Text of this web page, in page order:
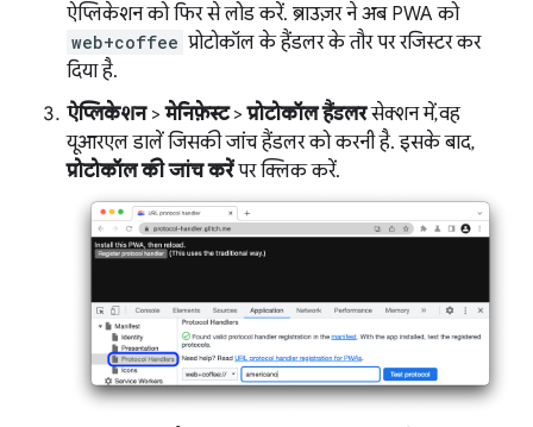
ऐप्लिकेशन को फिर से लोड करें. ब्राउज़र ने अब PWA को
web+coffee प्रोटोकॉल के हैंडलर के तौर पर रजिस्टर कर
दिया है.
ऐप्लिकेशन>मेनिफ़ेस्ट>प्रोटोकॉल हैंडलरसेक्शन में, वह
यूआरएल डालें जिसकी जांच हैंडलर को करनी है. इसके बाद,
प्रोटोकॉल की जांच करेंपर क्लिक करें.